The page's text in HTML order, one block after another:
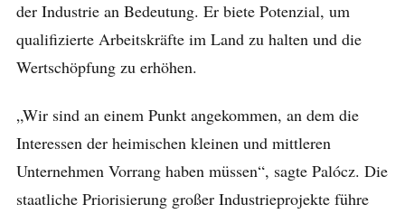
der Industrie an Bedeutung. Er biete Potenzial, um
qualifizierte Arbeitskräfte im Land zu halten und die
Wertschöpfung zu erhöhen.
„Wir sind an einem Punkt angekommen, an dem die
Interessen der heimischen kleinen und mittleren
Unternehmen Vorrang haben müssen“, sagte Palócz. Die
staatliche Priorisierung großer Industrieprojekte führe